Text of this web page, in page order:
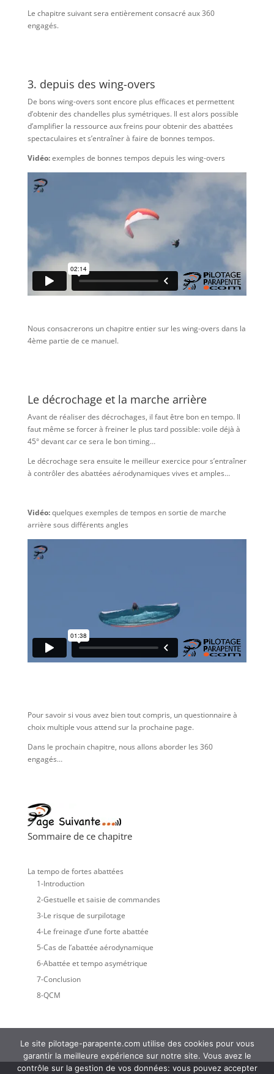
Le chapitre suivant sera entièrement consacré aux 360
engagés.
3. depuis des wing-overs
De bons wing-overs sont encore plus efficaces et permettent
d’obtenir des chandelles plus symétriques. Il est alors possible
d’amplifier la ressource aux freins pour obtenir des abattées
spectaculaires et s’entraîner à faire de bonnes tempos.
Vidéo:exemples de bonnes tempos depuis les wing-overs
Nous consacrerons un chapitre entier sur les wing-overs dans la
4ème partie de ce manuel.
Le décrochage et la marche arrière
Avant de réaliser des décrochages, il faut être bon en tempo. Il
faut même se forcer à freiner le plus tard possible: voile déjà à
45° devant car ce sera le bon timing…
Le décrochage sera ensuite le meilleur exercice pour s’entraîner
à contrôler des abattées aérodynamiques vives et amples…
Vidéo:quelques exemples de tempos en sortie de marche
arrière sous différents angles
Pour savoir si vous avez bien tout compris, un questionnaire à
choix multiple vous attend sur la prochaine page.
Dans le prochain chapitre, nous allons aborder les 360
engagés…
Sommaire de ce chapitre
La tempo de fortes abattées
1-Introduction
2-Gestuelle et saisie de commandes
3-Le risque de surpilotage
4-Le freinage d’une forte abattée
5-Cas de l’abattée aérodynamique
6-Abattée et tempo asymétrique
7-Conclusion
8-QCM
Le site pilotage-parapente.com utilise des cookies pour vous
garantir la meilleure expérience sur notre site. Vous avez le
contrôle sur la gestion de vos données: vous pouvez accepter